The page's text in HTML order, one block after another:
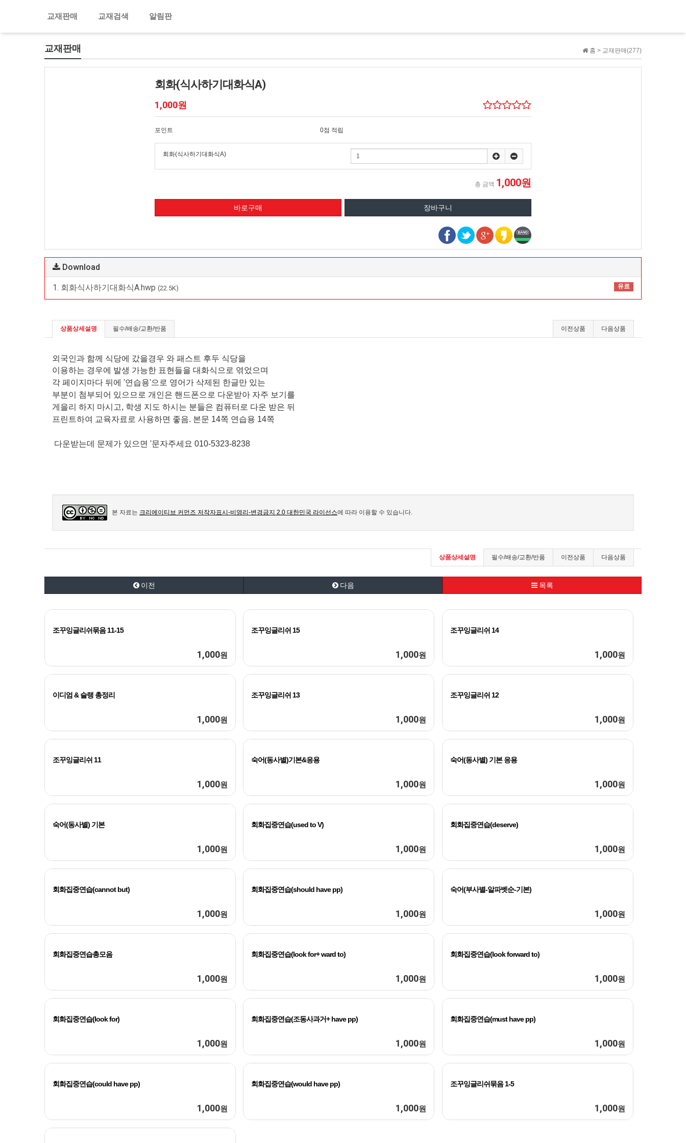
교재판매 교재검색 알림판
홈 > 교재판매(277)
교재판매
회화(식사하기대화식A)
1,000원
포인트 0점 적립
회화(식사하기대화식A)
총 금액 1,000원
Download
1. 회화식사하기대화식A.hwp (22.5K) 유료
상품상세설명 필수/배송/교환/반품 다음상품
이전상품
외국인과 함께 식당에 갔을경우 와 패스트 후두 식당을
이용하는 경우에 발생 가능한 표현들을 대화식으로 엮었으며
각 페이지마다 뒤에 '연습용'으로 영어가 삭제된 한글만 있는
부분이 첨부되어 있으므로 개인은 핸드폰으로 다운받아 자주 보기를
게을리 하지 마시고, 학생 지도 하시는 분들은 컴퓨터로 다운 받은 뒤
프린트하여 교육자료로 사용하면 좋음. 본문 14쪽 연습용 14쪽
다운받는데 문제가 있으면 '문자주세요 010-5323-8238
본 자료는 크리에이티브 커먼즈 저작자표시-비영리-변경금지 2.0 대한민국 라이선스에 따라 이용할 수 있습니다.
상품상세설명 필수/배송/교환/반품 이전상품 다음상품
이전 다음 목록
조꾸잉글리쉬묶음 11-15
1,000원
조꾸잉글리쉬 15
1,000원
조꾸잉글리쉬 14
1,000원
이디엄 & 슬랭 총정리
1,000원
조꾸잉글리쉬 13
1,000원
조꾸잉글리쉬 12
1,000원
조꾸잉글리쉬 11
1,000원
숙어(동사별)기본&응용
1,000원
숙어(동사별) 기본 응용
1,000원
숙어(동사별) 기본
1,000원
회화집중연습(used to V)
1,000원
회화집중연습(deserve)
1,000원
회화집중연습(cannot but)
1,000원
회화집중연습(should have pp)
1,000원
숙어(부사별-알파벳순-기본)
1,000원
회화집중연습총모음
1,000원
회화집중연습(look for+ ward to)
1,000원
회화집중연습(look forward to)
1,000원
회화집중연습(look for)
1,000원
회화집중연습(조동사과거+ have pp)
1,000원
회화집중연습(must have pp)
1,000원
회화집중연습(could have pp)
1,000원
회화집중연습(would have pp)
1,000원
조꾸잉글리쉬묶음 1-5
1,000원